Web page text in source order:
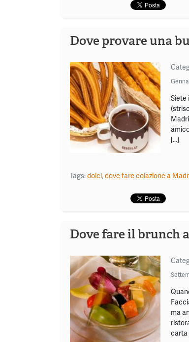
Dove provare una
Siete
[…]
Tags:dolci, dove fare colazione a
Dove fare il brunch
ma
carta